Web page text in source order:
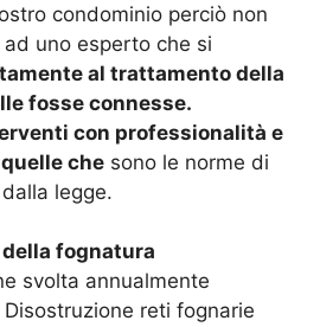
condominio perciò non
uno esperto che si
al trattamento della
fosse connesse.
con professionalità e
che sono le norme di
legge.
fognatura
svolta annualmente
reti fognarie